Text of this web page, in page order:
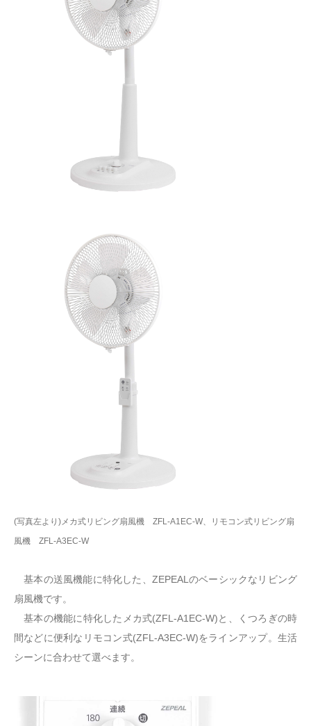
(写真左より)メカ式リビング扇風機 ZFL-A1EC-W、リモコン式リビング扇
風機 ZFL-A3EC-W
基本の送風機能に特化した、ZEPEALのベーシックなリビング
扇風機です。
基本の機能に特化したメカ式(ZFL-A1EC-W)と、くつろぎの時
間などに便利なリモコン式(ZFL-A3EC-W)をラインアップ。生活
シーンに合わせて選べます。